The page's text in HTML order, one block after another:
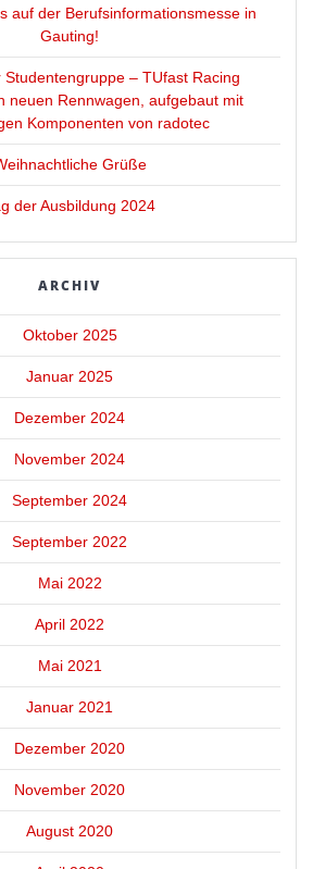
auf der Berufsinformationsmesse in
Gauting!
– TUfast Racing
neuen Rennwagen, aufgebaut mit
Komponenten von radotec
Grüße
der Ausbildung 2024
ARCHIV
Oktober 2025
Januar 2025
Dezember 2024
November 2024
September 2024
September 2022
Mai 2022
April 2022
Mai 2021
Januar 2021
Dezember 2020
November 2020
August 2020